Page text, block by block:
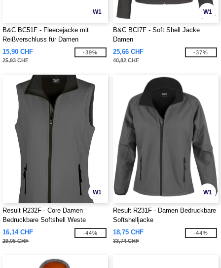
W1
B&C BC51F - Fleecejacke mit
Reißverschluss für Damen
15,90 CHF
25,93 CHF
-39%
W1
B&C BCI7F - Soft Shell Jacke
Damen
25,66 CHF
40,82 CHF
-37%
W1
Result R232F - Core Damen
Bedruckbare Softshell Weste
16,14 CHF
29,05 CHF
-44%
W1
Result R231F - Damen Bedruckbare
Softshelljacke
18,75 CHF
33,74 CHF
-44%